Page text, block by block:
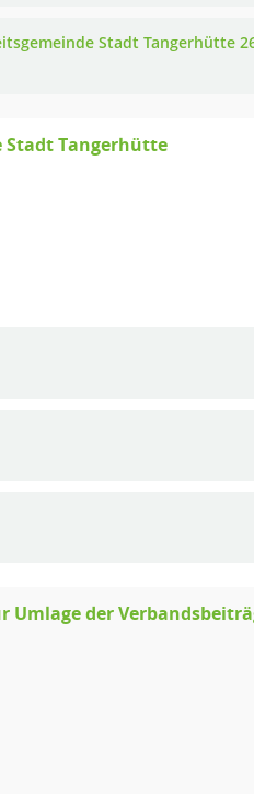
Stadt Tangerhütte
Stadt Tangerhütte
der